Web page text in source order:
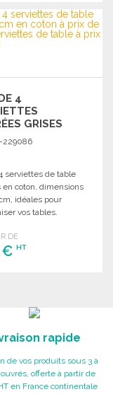
COMMANDER
un devis
4
GRISES
229086
serviettes de table
en coton, dimensions
idéales pour
vos tables.
DE
€HT
rapide
de vos produits sous 3 à
offerte à partir de
en France continentale